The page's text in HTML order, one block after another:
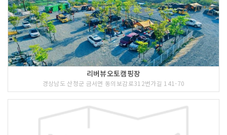
리버뷰오토캠핑장
경상남도 산청군 금서면 동의보감로312번가길 141-70